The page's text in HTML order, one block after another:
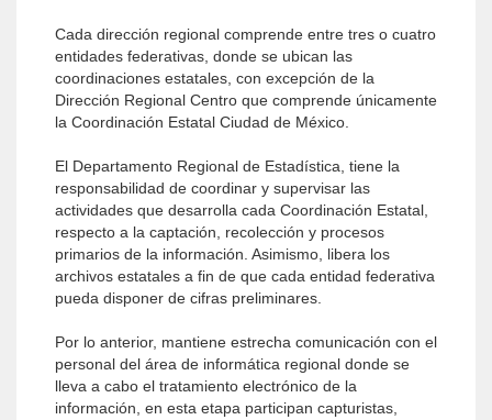
Cada dirección regional comprende entre tres o cuatro
entidades federativas, donde se ubican las
coordinaciones estatales, con excepción de la
Dirección Regional Centro que comprende únicamente
la Coordinación Estatal Ciudad de México.
El Departamento Regional de Estadística, tiene la
responsabilidad de coordinar y supervisar las
actividades que desarrolla cada Coordinación Estatal,
respecto a la captación, recolección y procesos
primarios de la información. Asimismo, libera los
archivos estatales a fin de que cada entidad federativa
pueda disponer de cifras preliminares.
Por lo anterior, mantiene estrecha comunicación con el
personal del área de informática regional donde se
lleva a cabo el tratamiento electrónico de la
información, en esta etapa participan capturistas,